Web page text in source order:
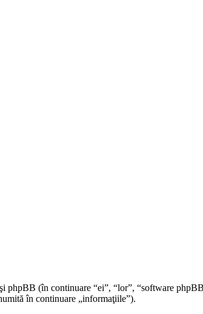
phpBB (în continuare “ei”, “lor”, “software
în continuare „informaţiile”).